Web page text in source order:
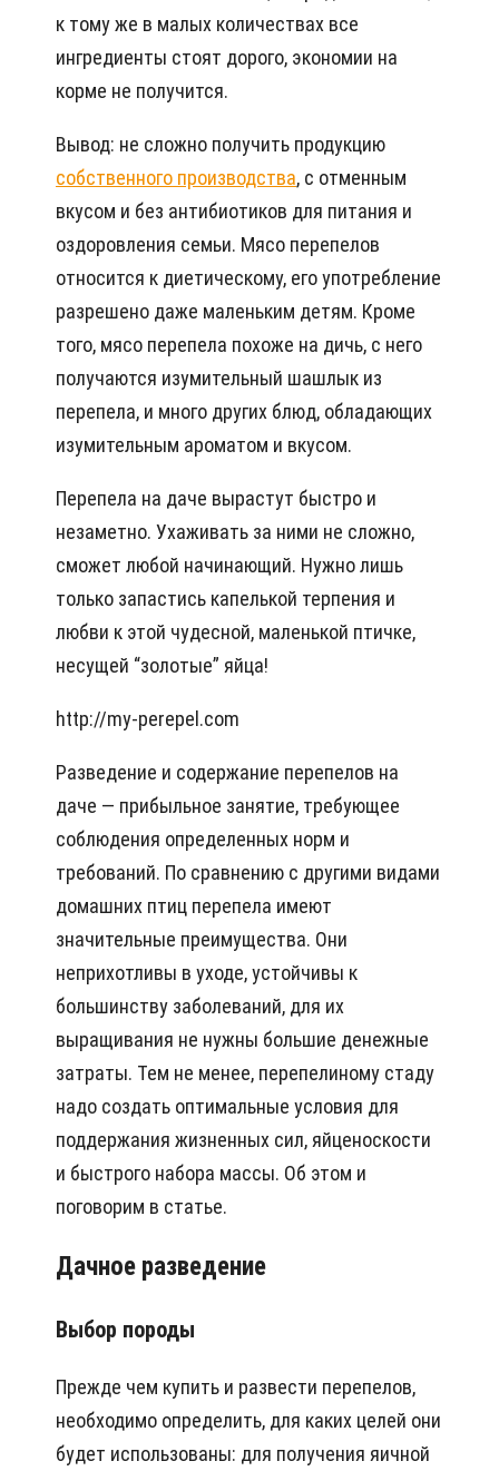
к тому же в малых количествах все
ингредиенты стоят дорого, экономии на
корме не получится.
Вывод: не сложно получить продукцию
собственного производства, с отменным
вкусом и без антибиотиков для питания и
оздоровления семьи. Мясо перепелов
относится к диетическому, его употребление
разрешено даже маленьким детям. Кроме
того, мясо перепела похоже на дичь, с него
получаются изумительный шашлык из
перепела, и много других блюд, обладающих
изумительным ароматом и вкусом.
Перепела на даче вырастут быстро и
незаметно. Ухаживать за ними не сложно,
сможет любой начинающий. Нужно лишь
только запастись капелькой терпения и
любви к этой чудесной, маленькой птичке,
несущей “золотые” яйца!
http://my-perepel.com
Разведение и содержание перепелов на
даче — прибыльное занятие, требующее
соблюдения определенных норм и
требований. По сравнению с другими видами
домашних птиц перепела имеют
значительные преимущества. Они
неприхотливы в уходе, устойчивы к
большинству заболеваний, для их
выращивания не нужны большие денежные
затраты. Тем не менее, перепелиному стаду
надо создать оптимальные условия для
поддержания жизненных сил, яйценоскости
и быстрого набора массы. Об этом и
поговорим в статье.
Дачное разведение
Выбор породы
Прежде чем купить и развести перепелов,
необходимо определить, для каких целей они
будет использованы: для получения яичной